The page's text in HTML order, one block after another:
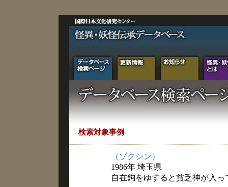
検索対象事例
（ゾクシン）
1986年 埼玉県
自在鉤をゆすると貧乏神が入っ